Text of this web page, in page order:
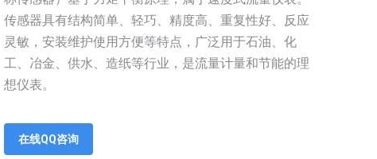
传感器具有结构简单、轻巧、精度高、重复性好、反应
灵敏，安装维护使用方便等特点，广泛用于石油、化
工、冶金、供水、造纸等行业，是流量计量和节能的理
想仪表。
在线QQ咨询